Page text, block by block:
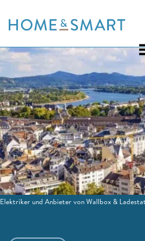
to
Elektriker und Anbieter von Wallbox &